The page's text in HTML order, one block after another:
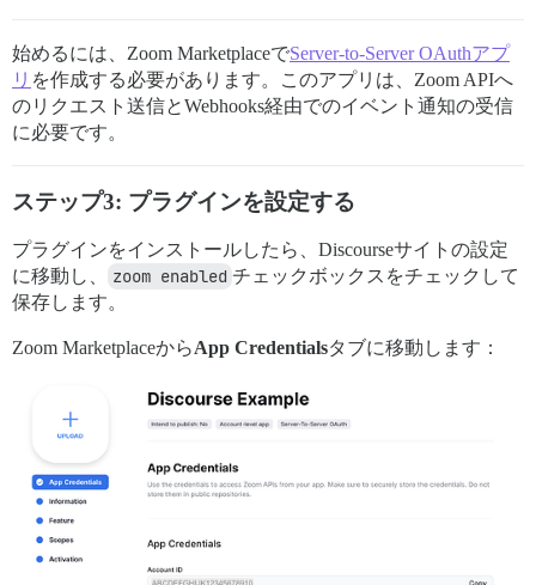
始めるには、Zoom MarketplaceでServer-to-Server OAuthアプ
リ を作成する必要があります。このアプリは、Zoom APIへ
のリクエスト送信とWebhooks経由でのイベント通知の受信
に必要です。
ステップ3: プラグインを設定する
プラグインをインストールしたら、Discourseサイトの設定
に移動し、
zoom enabled チェックボックスをチェックして
保存します。
Zoom MarketplaceからApp Credentialsタブに移動します：